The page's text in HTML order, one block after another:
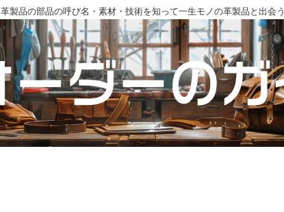
革製品の部品の呼び名・素材・技術を知って一生モノの革製品と出会う